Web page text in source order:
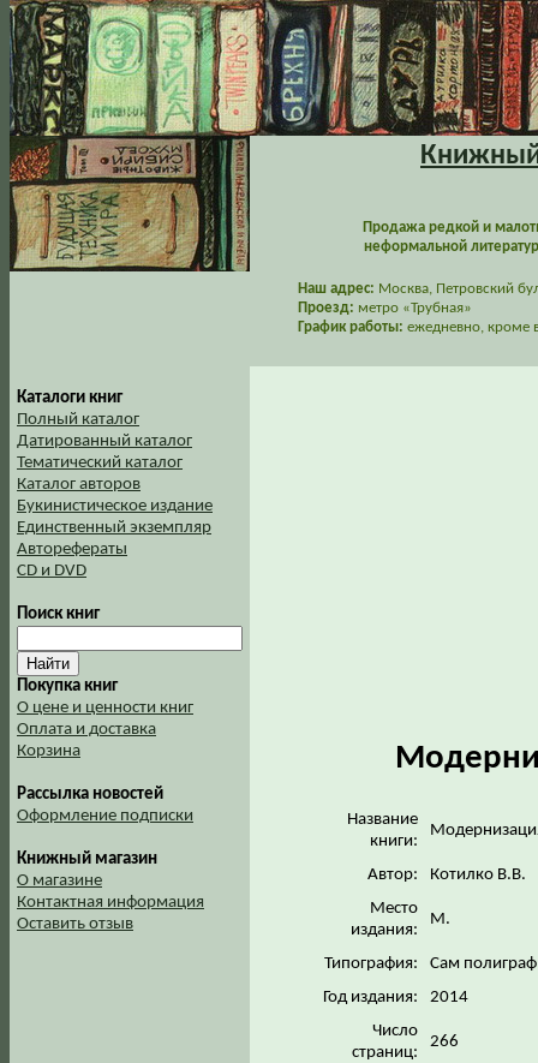
Книжный
Продажа редкой и
неформальной
Наш адрес: Москва, Петровский
Проезд: метро «Трубная»
График работы: ежедневно, кроме
Каталоги книг
Полный каталог
Датированный каталог
Тематический каталог
Каталог авторов
Букинистическое издание
Единственный экземпляр
Авторефераты
CD и DVD
Поиск книг
Покупка книг
О цене и ценности книг
Оплата и доставка
Корзина
Рассылка новостей
Оформление подписки
Книжный магазин
О магазине
Контактная информация
Оставить отзыв
Название
книги:
Автор:
Котилко В.В.
Место
издания:
М.
Типография:
Сам
Год издания:
2014
Число
страниц:
266